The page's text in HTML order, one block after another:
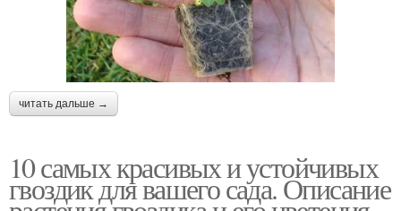
читать дальше →
10 самых красивых и устойчивых
гвоздик для вашего сада. Описание